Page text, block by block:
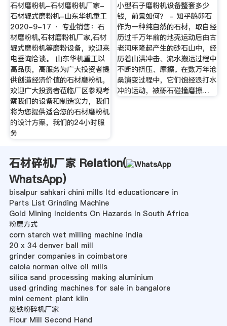
石材磨粉机-石材磨粉机厂家-
石材辊式磨粉机-山东华机重工
2020-9-17 · 专业销售：石
材磨粉机,石材磨粉机厂家,石材
辊式磨粉机等磨粉设备，欢迎来
电垂询洽谈。 山东华机重工以
高品质，高服务为广大投资者提
供创造经济价值的石材磨粉机，
欢迎广大投资者莅临厂区参观考
察我们的设备和制造实力，我们
将为您提供适合您的石材磨粉机
的设计方案，我们的24小时服
务
小型石子磨粉机设备整套多少
钱，前景如何？ - 知乎鹅卵石
作为一种纯自然的石材，取自经
历过千万年前的地壳运动后由古
老河床隆起产生的砂石山中，经
历着山洪冲击、流水搬运过程中
不断的挤压、摩擦。在数万年沧
桑演变过程中，它们饱经浪打水
冲的运动，被砾石碰撞磨擦…
石材碎机厂家 Relation(
WhatsApp)
bisalpur sahkari chini mills ltd educationcare in
Parts List Grinding Machine
Gold Mining Incidents On Hazards In South Africa
粉磨方式
corn starch wet milling machine india
20 x 34 denver ball mill
grinder companies in coimbatore
caiola norman olive oil mills
silica sand processing making aluminium
used grinding machines for sale in bangalore
mini cement plant kiln
废铁粉碎机厂家
Flour Mill Second Hand